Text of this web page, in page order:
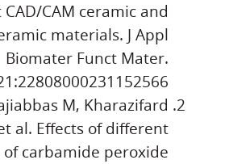
CAM ceramic and
materials. J Appl
Biomater Funct Mater.
M, Kharazifard
al. Effects of different
carbamide peroxide